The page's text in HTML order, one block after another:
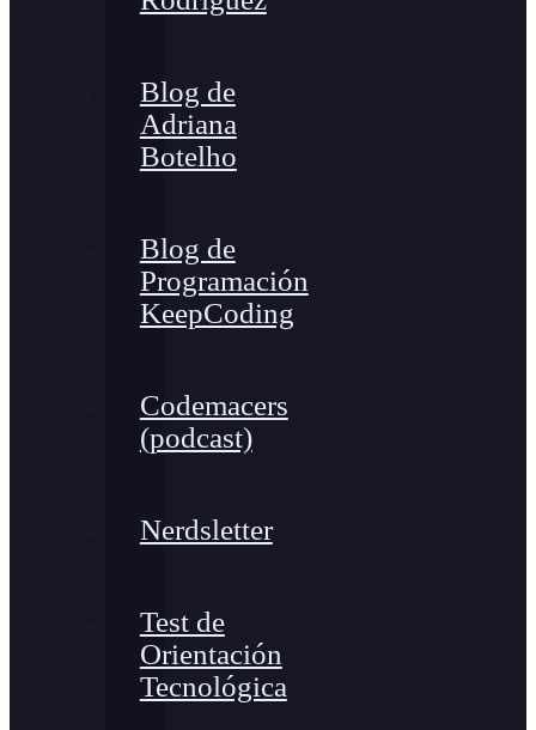
Blog de
Adriana
Botelho
Blog de
Programación
KeepCoding
Codemacers
(podcast)
Nerdsletter
Test de
Orientación
Tecnológica